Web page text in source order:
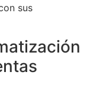
sus